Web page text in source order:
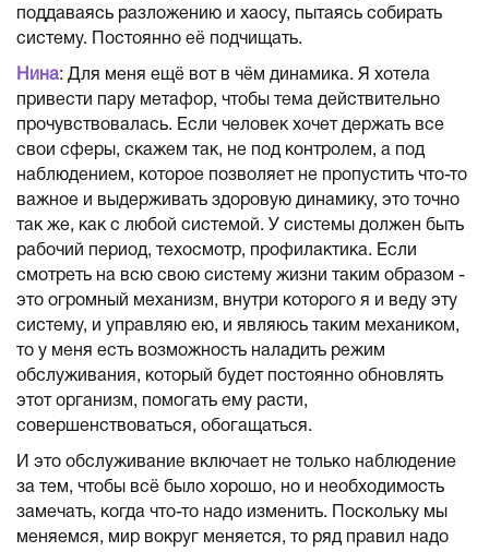
поддаваясь разложению и хаосу, пытаясь собирать
систему. Постоянно её подчищать.
Нина: Для меня ещё вот в чём динамика. Я хотела
привести пару метафор, чтобы тема действительно
прочувствовалась. Если человек хочет держать все
свои сферы, скажем так, не под контролем, а под
наблюдением, которое позволяет не пропустить что-то
важное и выдерживать здоровую динамику, это точно
так же, как с любой системой. У системы должен быть
рабочий период, техосмотр, профилактика. Если
смотреть на всю свою систему жизни таким образом -
это огромный механизм, внутри которого я и веду эту
систему, и управляю ею, и являюсь таким механиком,
то у меня есть возможность наладить режим
обслуживания, который будет постоянно обновлять
этот организм, помогать ему расти,
совершенствоваться, обогащаться.
И это обслуживание включает не только наблюдение
за тем, чтобы всё было хорошо, но и необходимость
замечать, когда что-то надо изменить. Поскольку мы
меняемся, мир вокруг меняется, то ряд правил надо